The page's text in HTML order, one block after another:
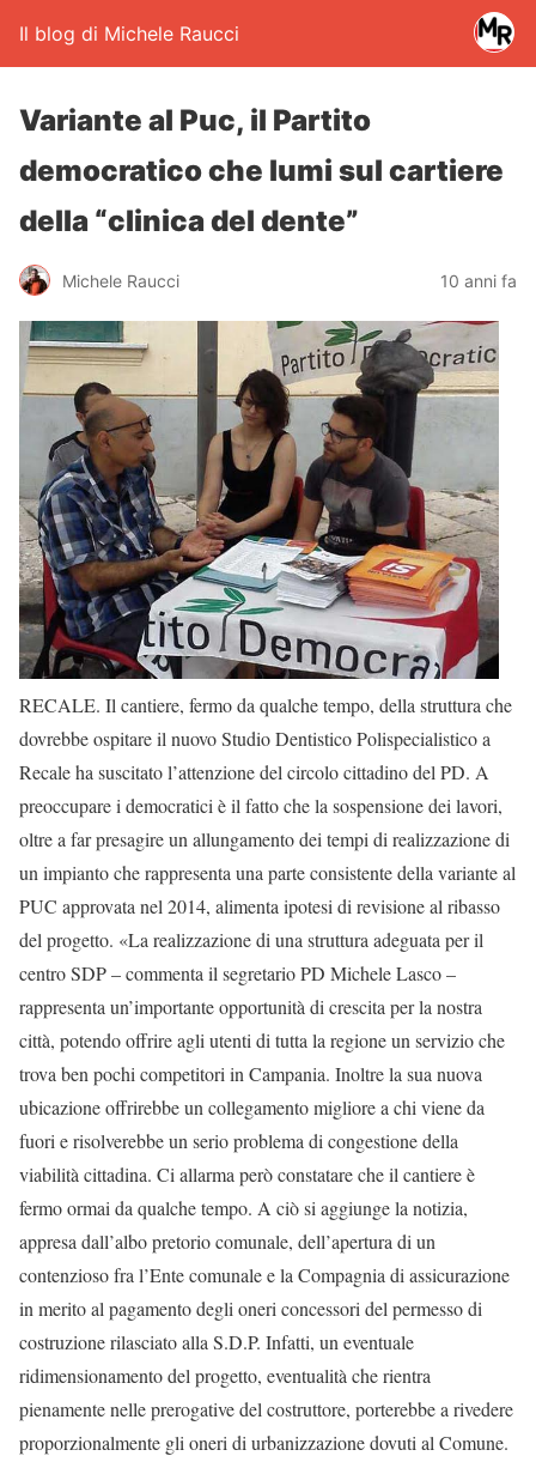
Il blog di Michele Raucci
Variante al Puc, il Partito
democratico che lumi sul cartiere
della “clinica del dente”
Michele Raucci 10 anni fa
RECALE. Il cantiere, fermo da qualche tempo, della struttura che
dovrebbe ospitare il nuovo Studio Dentistico Polispecialistico a
Recale ha suscitato l’attenzione del circolo cittadino del PD. A
preoccupare i democratici è il fatto che la sospensione dei lavori,
oltre a far presagire un allungamento dei tempi di realizzazione di
un impianto che rappresenta una parte consistente della variante al
PUC approvata nel 2014, alimenta ipotesi di revisione al ribasso
del progetto. «La realizzazione di una struttura adeguata per il
centro SDP – commenta il segretario PD Michele Lasco –
rappresenta un’importante opportunità di crescita per la nostra
città, potendo offrire agli utenti di tutta la regione un servizio che
trova ben pochi competitori in Campania. Inoltre la sua nuova
ubicazione offrirebbe un collegamento migliore a chi viene da
fuori e risolverebbe un serio problema di congestione della
viabilità cittadina. Ci allarma però constatare che il cantiere è
fermo ormai da qualche tempo. A ciò si aggiunge la notizia,
appresa dall’albo pretorio comunale, dell’apertura di un
contenzioso fra l’Ente comunale e la Compagnia di assicurazione
in merito al pagamento degli oneri concessori del permesso di
costruzione rilasciato alla S.D.P. Infatti, un eventuale
ridimensionamento del progetto, eventualità che rientra
pienamente nelle prerogative del costruttore, porterebbe a rivedere
proporzionalmente gli oneri di urbanizzazione dovuti al Comune.